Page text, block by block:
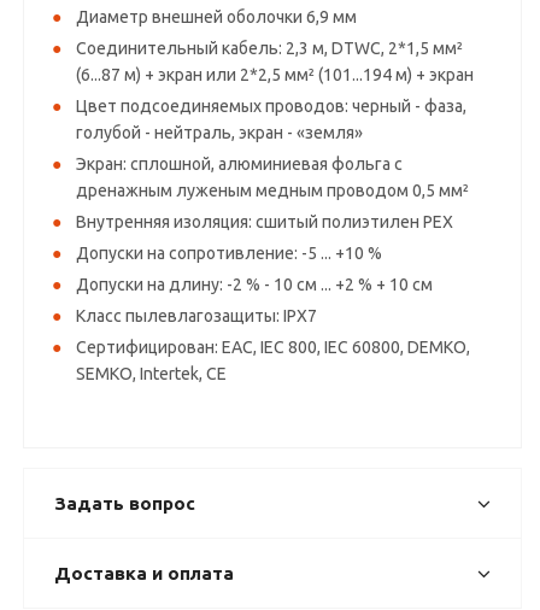
Диаметр внешней оболочки 6,9 мм
Соединительный кабель: 2,3 м, DTWC, 2*1,5 мм²
(6...87 м) + экран или 2*2,5 мм² (101...194 м) + экран
Цвет подсоединяемых проводов: черный - фаза,
голубой - нейтраль, экран - «земля»
Экран: сплошной, алюминиевая фольга с
дренажным луженым медным проводом 0,5 мм²
Внутренняя изоляция: сшитый полиэтилен PEX
Допуски на сопротивление: -5 ... +10 %
Допуски на длину: -2 % - 10 см ... +2 % + 10 см
Класс пылевлагозащиты: IPX7
Сертифицирован: EAC, IEC 800, IEC 60800, DEMKO,
SEMKO, Intertek, CE
Задать вопрос
Доставка и оплата